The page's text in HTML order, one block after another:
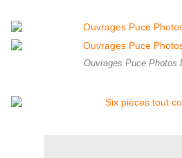
Ouvrages Puce Photos